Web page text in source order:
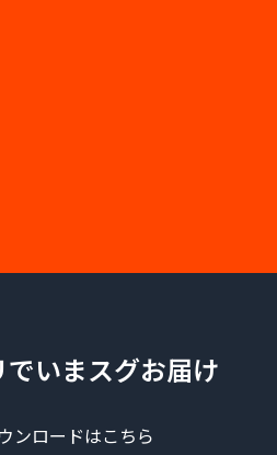
いまスグお届け
ンロードはこちら